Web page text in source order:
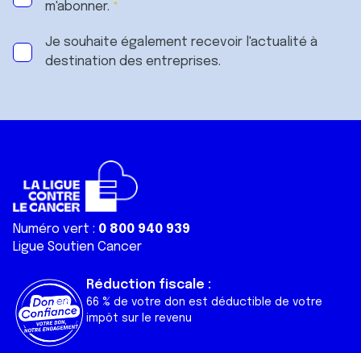
m'abonner.
Je souhaite également recevoir l'actualité à
destination des entreprises.
Numéro vert : 0 800 940 939
Ligue Soutien Cancer
Réduction fiscale :
66 % de votre don est déductible de votre
impôt sur le revenu